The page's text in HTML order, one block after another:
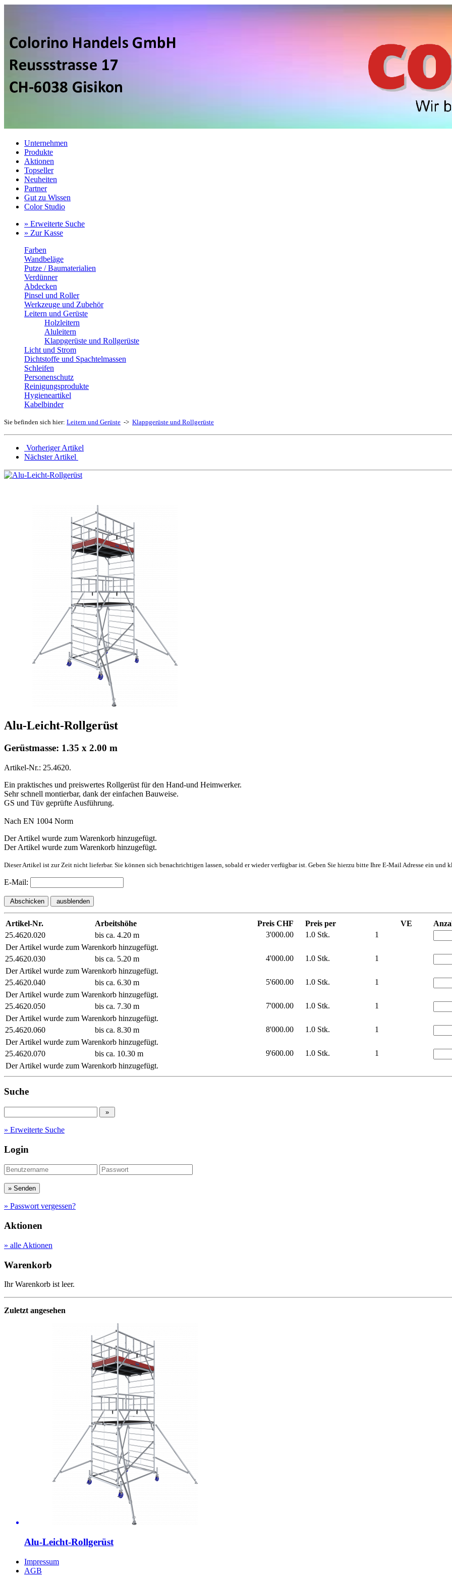
Unternehmen
Produkte
Aktionen
Topseller
Neuheiten
Partner
Gut zu Wissen
Color Studio
» Erweiterte Suche
» Zur Kasse
Farben
Wandbeläge
Putze / Baumaterialien
Verdünner
Abdecken
Pinsel und Roller
Werkzeuge und Zubehör
Leitern und Gerüste
Holzleitern
Aluleitern
Klappgerüste und Rollgerüste
Licht und Strom
Dichtstoffe und Spachtelmassen
Schleifen
Personenschutz
Reinigungsprodukte
Hygieneartikel
Kabelbinder
Sie befinden sich hier: Leitern und Gerüste -> Klappgerüste und Rollgerüste
Vorheriger Artikel
Nächster Artikel
Alu-Leicht-Rollgerüst
Gerüstmasse: 1.35 x 2.00 m
Artikel-Nr.: 25.4620.
Ein praktisches und preiswertes Rollgerüst für den Hand-und Heimwerker.
Sehr schnell montierbar, dank der einfachen Bauweise.
GS und Tüv geprüfte Ausführung.
Nach EN 1004 Norm
Der Artikel wurde zum Warenkorb hinzugefügt.
Der Artikel wurde zum Warenkorb hinzugefügt.
Dieser Artikel ist zur Zeit nicht lieferbar. Sie können sich benachrichtigen lassen, sobald er wieder verfügbar ist. Geben Sie hierzu bitte Ihre E-Mail Adresse ein und
E-Mail:
Abschicken ausblenden
Artikel-Nr. Arbeitshöhe Preis CHF Preis per VE
25.4620.020
bis ca. 4.20 m 3'000.00 1.0 Stk.
1
Der Artikel wurde zum Warenkorb hinzugefügt.
25.4620.030
bis ca. 5.20 m 4'000.00 1.0 Stk.
1
Der Artikel wurde zum Warenkorb hinzugefügt.
25.4620.040
bis ca. 6.30 m 5'600.00 1.0 Stk.
1
Der Artikel wurde zum Warenkorb hinzugefügt.
25.4620.050
bis ca. 7.30 m 7'000.00 1.0 Stk.
1
Der Artikel wurde zum Warenkorb hinzugefügt.
25.4620.060
bis ca. 8.30 m 8'000.00 1.0 Stk.
1
Der Artikel wurde zum Warenkorb hinzugefügt.
25.4620.070
bis ca. 10.30 m 9'600.00 1.0 Stk.
1
Der Artikel wurde zum Warenkorb hinzugefügt.
Suche
» Erweiterte Suche
Login
» Passwort vergessen?
Aktionen
» alle Aktionen
Warenkorb
Ihr Warenkorb ist leer.
Zuletzt angesehen
Alu-Leicht-Rollgerüst
Impressum
AGB